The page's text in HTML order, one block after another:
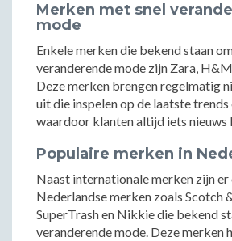
Merken met snel
mode
Enkele merken die bekend staan
veranderende mode zijn Zara,
Deze merken brengen regelmatig
uit die inspelen op de laatste trends
waardoor klanten altijd iets nieuws
Populaire merken in
Naast internationale merken zijn er
Nederlandse merken zoals Scotch
SuperTrash en Nikkie die bekend
veranderende mode. Deze merken